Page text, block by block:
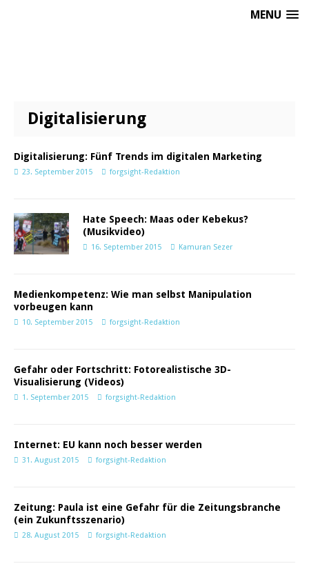
MENU
Digitalisierung
Digitalisierung: Fünf Trends im digitalen Marketing
23. September 2015 forgsight-Redaktion
Hate Speech: Maas oder Kebekus?
(Musikvideo)
16. September 2015 Kamuran Sezer
Medienkompetenz: Wie man selbst Manipulation
vorbeugen kann
10. September 2015 forgsight-Redaktion
Gefahr oder Fortschritt: Fotorealistische 3D-
Visualisierung (Videos)
1. September 2015 forgsight-Redaktion
Internet: EU kann noch besser werden
31. August 2015 forgsight-Redaktion
Zeitung: Paula ist eine Gefahr für die Zeitungsbranche
(ein Zukunftsszenario)
28. August 2015 forgsight-Redaktion